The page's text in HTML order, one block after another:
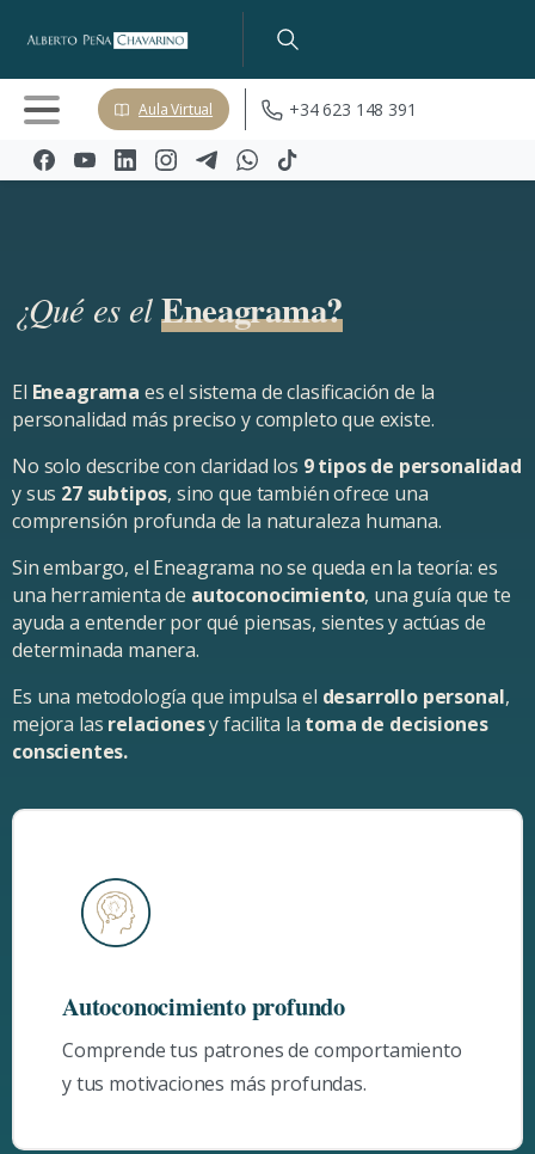
Aula Virtual +34 623 148 391
¿Qué es elEneagrama?
El Eneagrama es el sistema de clasificación de la
personalidad más preciso y completo que existe.
No solo describe con claridad los 9 tipos de personalidad
y sus 27 subtipos, sino que también ofrece una
comprensión profunda de la naturaleza humana.
Sin embargo, el Eneagrama no se queda en la teoría: es
una herramienta de autoconocimiento, una guía que te
ayuda a entender por qué piensas, sientes y actúas de
determinada manera.
Es una metodología que impulsa el desarrollo personal,
mejora las relacionesy facilita la toma de decisiones
conscientes.
Autoconocimiento profundo
Comprende tus patrones de comportamiento
y tus motivaciones más profundas.